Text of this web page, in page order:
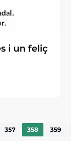
i un feliç
357 358 359